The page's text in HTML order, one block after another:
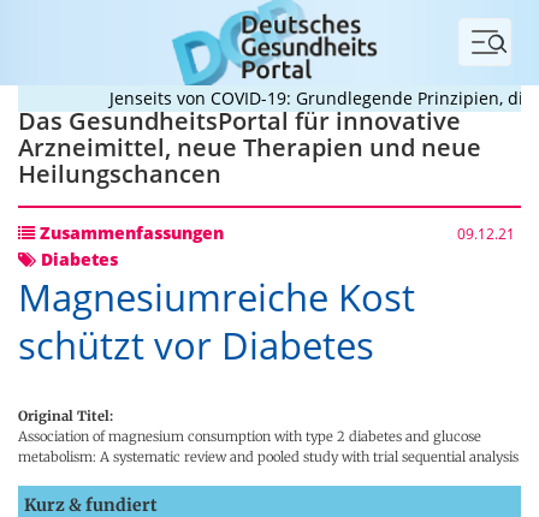
Menü
Jenseits von COVID-19: Grundlegende Prinzipien, die
Das GesundheitsPortal für innovative
Arzneimittel, neue Therapien und neue
Heilungschancen
Zusammenfassungen 09.12.21
Diabetes
Magnesiumreiche Kost
schützt vor Diabetes
Original Titel:
Association of magnesium consumption with type 2 diabetes and glucose
metabolism: A systematic review and pooled study with trial sequential analysis
Kurz & fundiert